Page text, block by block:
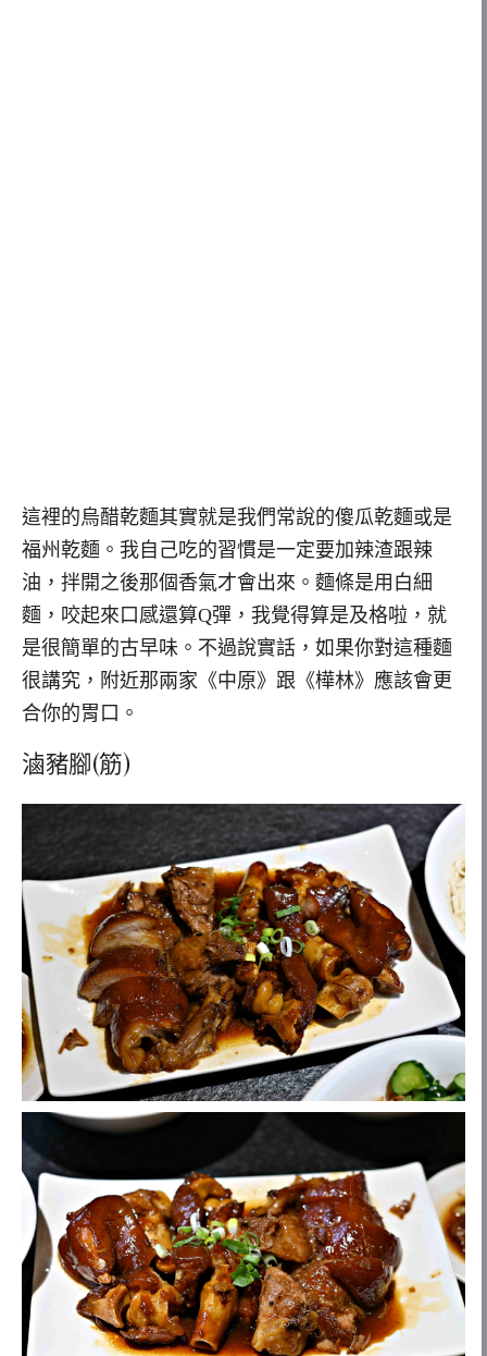
這裡的烏醋乾麵其實就是我們常說的傻瓜乾麵或是
福州乾麵。我自己吃的習慣是一定要加辣渣跟辣
油，拌開之後那個香氣才會出來。麵條是用白細
麵，咬起來口感還算Q彈，我覺得算是及格啦，就
是很簡單的古早味。不過說實話，如果你對這種麵
很講究，附近那兩家《中原》跟《樺林》應該會更
合你的胃口。
滷豬腳(筋)